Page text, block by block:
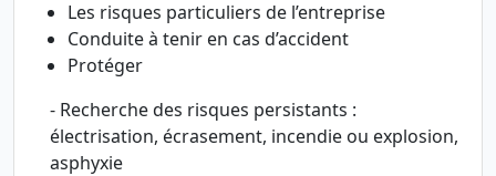
Les risques particuliers de l’entreprise
Conduite à tenir en cas d’accident
Protéger
- Recherche des risques persistants :
électrisation, écrasement, incendie ou explosion,
asphyxie